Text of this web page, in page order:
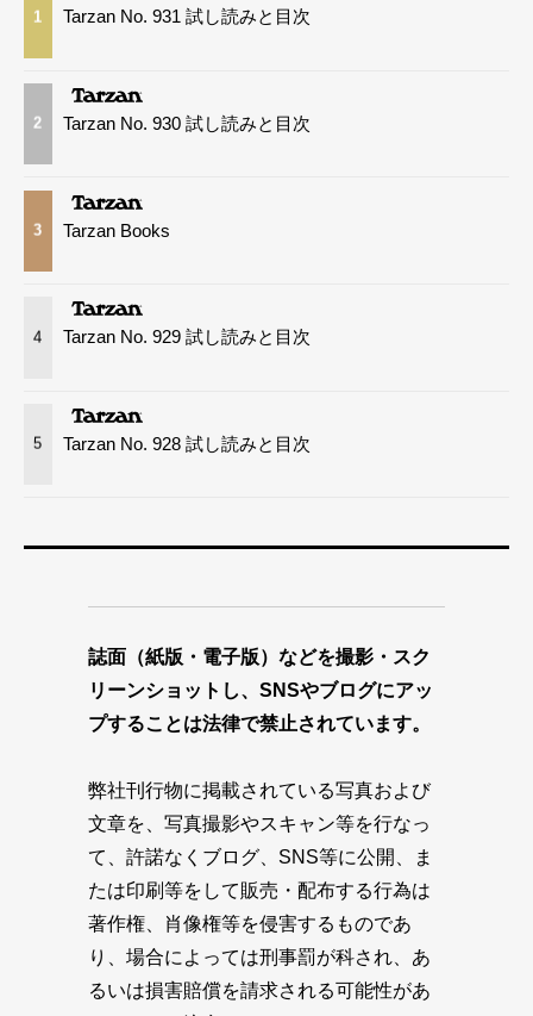
1 Tarzan No. 931 試し読みと目次
2 Tarzan No. 930 試し読みと目次
3 Tarzan Books
4 Tarzan No. 929 試し読みと目次
5 Tarzan No. 928 試し読みと目次
誌面（紙版・電子版）などを撮影・スク
リーンショットし、SNSやブログにアッ
プすることは法律で禁止されています。
弊社刊行物に掲載されている写真および
文章を、写真撮影やスキャン等を行なっ
て、許諾なくブログ、SNS等に公開、ま
たは印刷等をして販売・配布する行為は
著作権、肖像権等を侵害するものであ
り、場合によっては刑事罰が科され、あ
るいは損害賠償を請求される可能性があ